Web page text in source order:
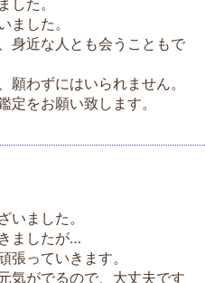
した。
ました。
身近な人とも会うこともで
わずにはいられません。
定をお願い致します。
いました。
ましたが…
張っていきます。
気がでるので、大丈夫です